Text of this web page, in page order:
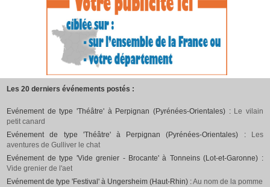
Les 20 derniers événements postés :
Evénement de type 'Théâtre' à Perpignan (Pyrénées-Orientales) : Le vilain
petit canard
Evénement de type 'Théâtre' à Perpignan (Pyrénées-Orientales) :
Les
aventures de Gulliver le chat
Evénement de type 'Vide grenier - Brocante' à Tonneins (Lot-et-Garonne) :
Vide grenier de l'aet
Evénement de type 'Festival' à Ungersheim (Haut-Rhin) :Au nom de la pomme